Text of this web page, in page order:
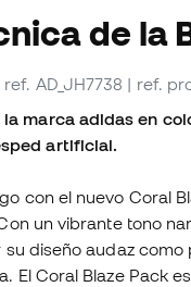
de la
ref. AD_JH7738 | ref.
marca adidas en
artificial.
con el nuevo Coral
un vibrante tono
diseño audaz
El Coral Blaze Pack